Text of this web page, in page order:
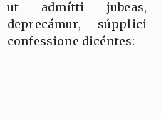
ut admítti jubeas,
deprecámur, súpplici
confessione dicéntes: